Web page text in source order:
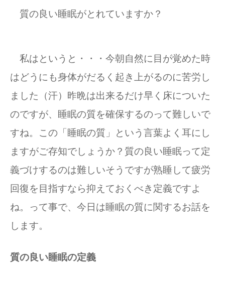
質の良い睡眠がとれていますか？
私はというと・・・今朝自然に目が覚めた時
はどうにも身体がだるく起き上がるのに苦労し
ました（汗）昨晩は出来るだけ早く床についた
のですが、睡眠の質を確保するのって難しいで
すね。この「睡眠の質」という言葉よく耳にし
ますがご存知でしょうか？質の良い睡眠って定
義づけするのは難しいそうですが熟睡して疲労
回復を目指すなら抑えておくべき定義ですよ
ね。って事で、今日は睡眠の質に関するお話を
します。
質の良い睡眠の定義